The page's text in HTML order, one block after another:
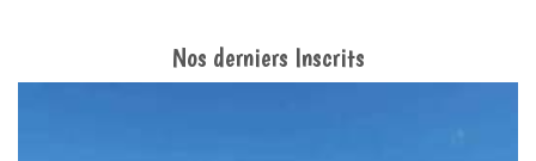
Nos derniers Inscrits